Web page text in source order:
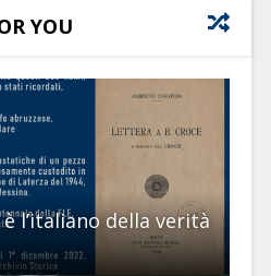
YOU
l’italiano della verità